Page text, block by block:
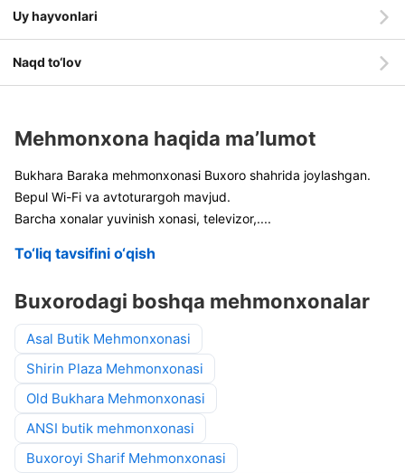
Uy hayvonlari
Naqd to‘lov
Mehmonxona haqida ma’lumot
Bukhara Baraka mehmonxonasi Buxoro shahrida joylashgan.
Bepul Wi-Fi va avtoturargoh mavjud.
Barcha xonalar yuvinish xonasi, televizor,....
To‘liq tavsifini o‘qish
Buxorodagi boshqa mehmonxonalar
Asal Butik Mehmonxonasi
Shirin Plaza Mehmonxonasi
Old Bukhara Mehmonxonasi
ANSI butik mehmonxonasi
Buxoroyi Sharif Mehmonxonasi